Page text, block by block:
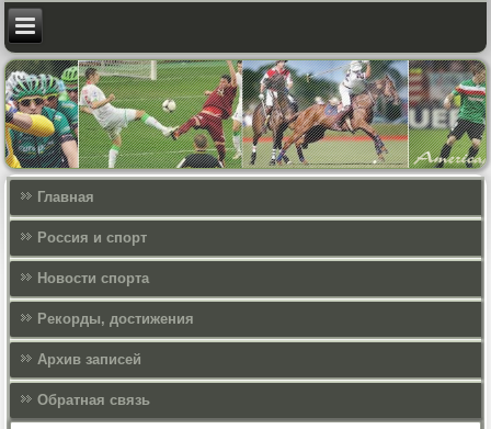
Главная
Россия и спорт
Новости спорта
Рекорды, достижения
Архив записей
Обратная связь